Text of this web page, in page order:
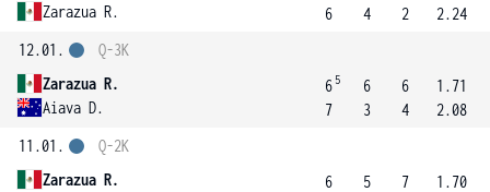
Zarazua R.
6
4
2
2.24
12.01.
Zarazua R.
Aiava D.
Q-3K
6 5
7
6
3
6
4
1.71
2.08
11.01.
Zarazua R.
Q-2K
6
5
7
1.70